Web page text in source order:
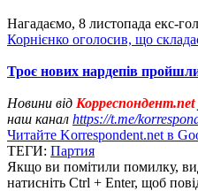
Нагадаємо, 8 листопада екс-
Корнієнко оголосив, що
Троє нових нардепів
Новини від Корреспондент.net
наш канал https://t.me/
Читайте Korrespondent.net в
ТЕГИ: Партия
Якщо ви помітили помилку,
натисніть Ctrl + Enter, щоб